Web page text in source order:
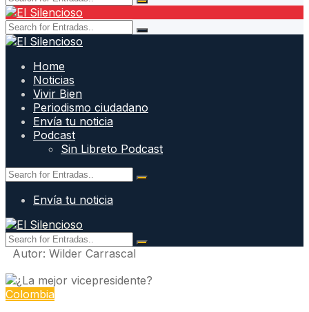
Home
Noticias
Vivir Bien
Periodismo ciudadano
Envía tu noticia
Podcast
Sin Libreto Podcast
Envía tu noticia
Autor: Wilder Carrascal
Colombia